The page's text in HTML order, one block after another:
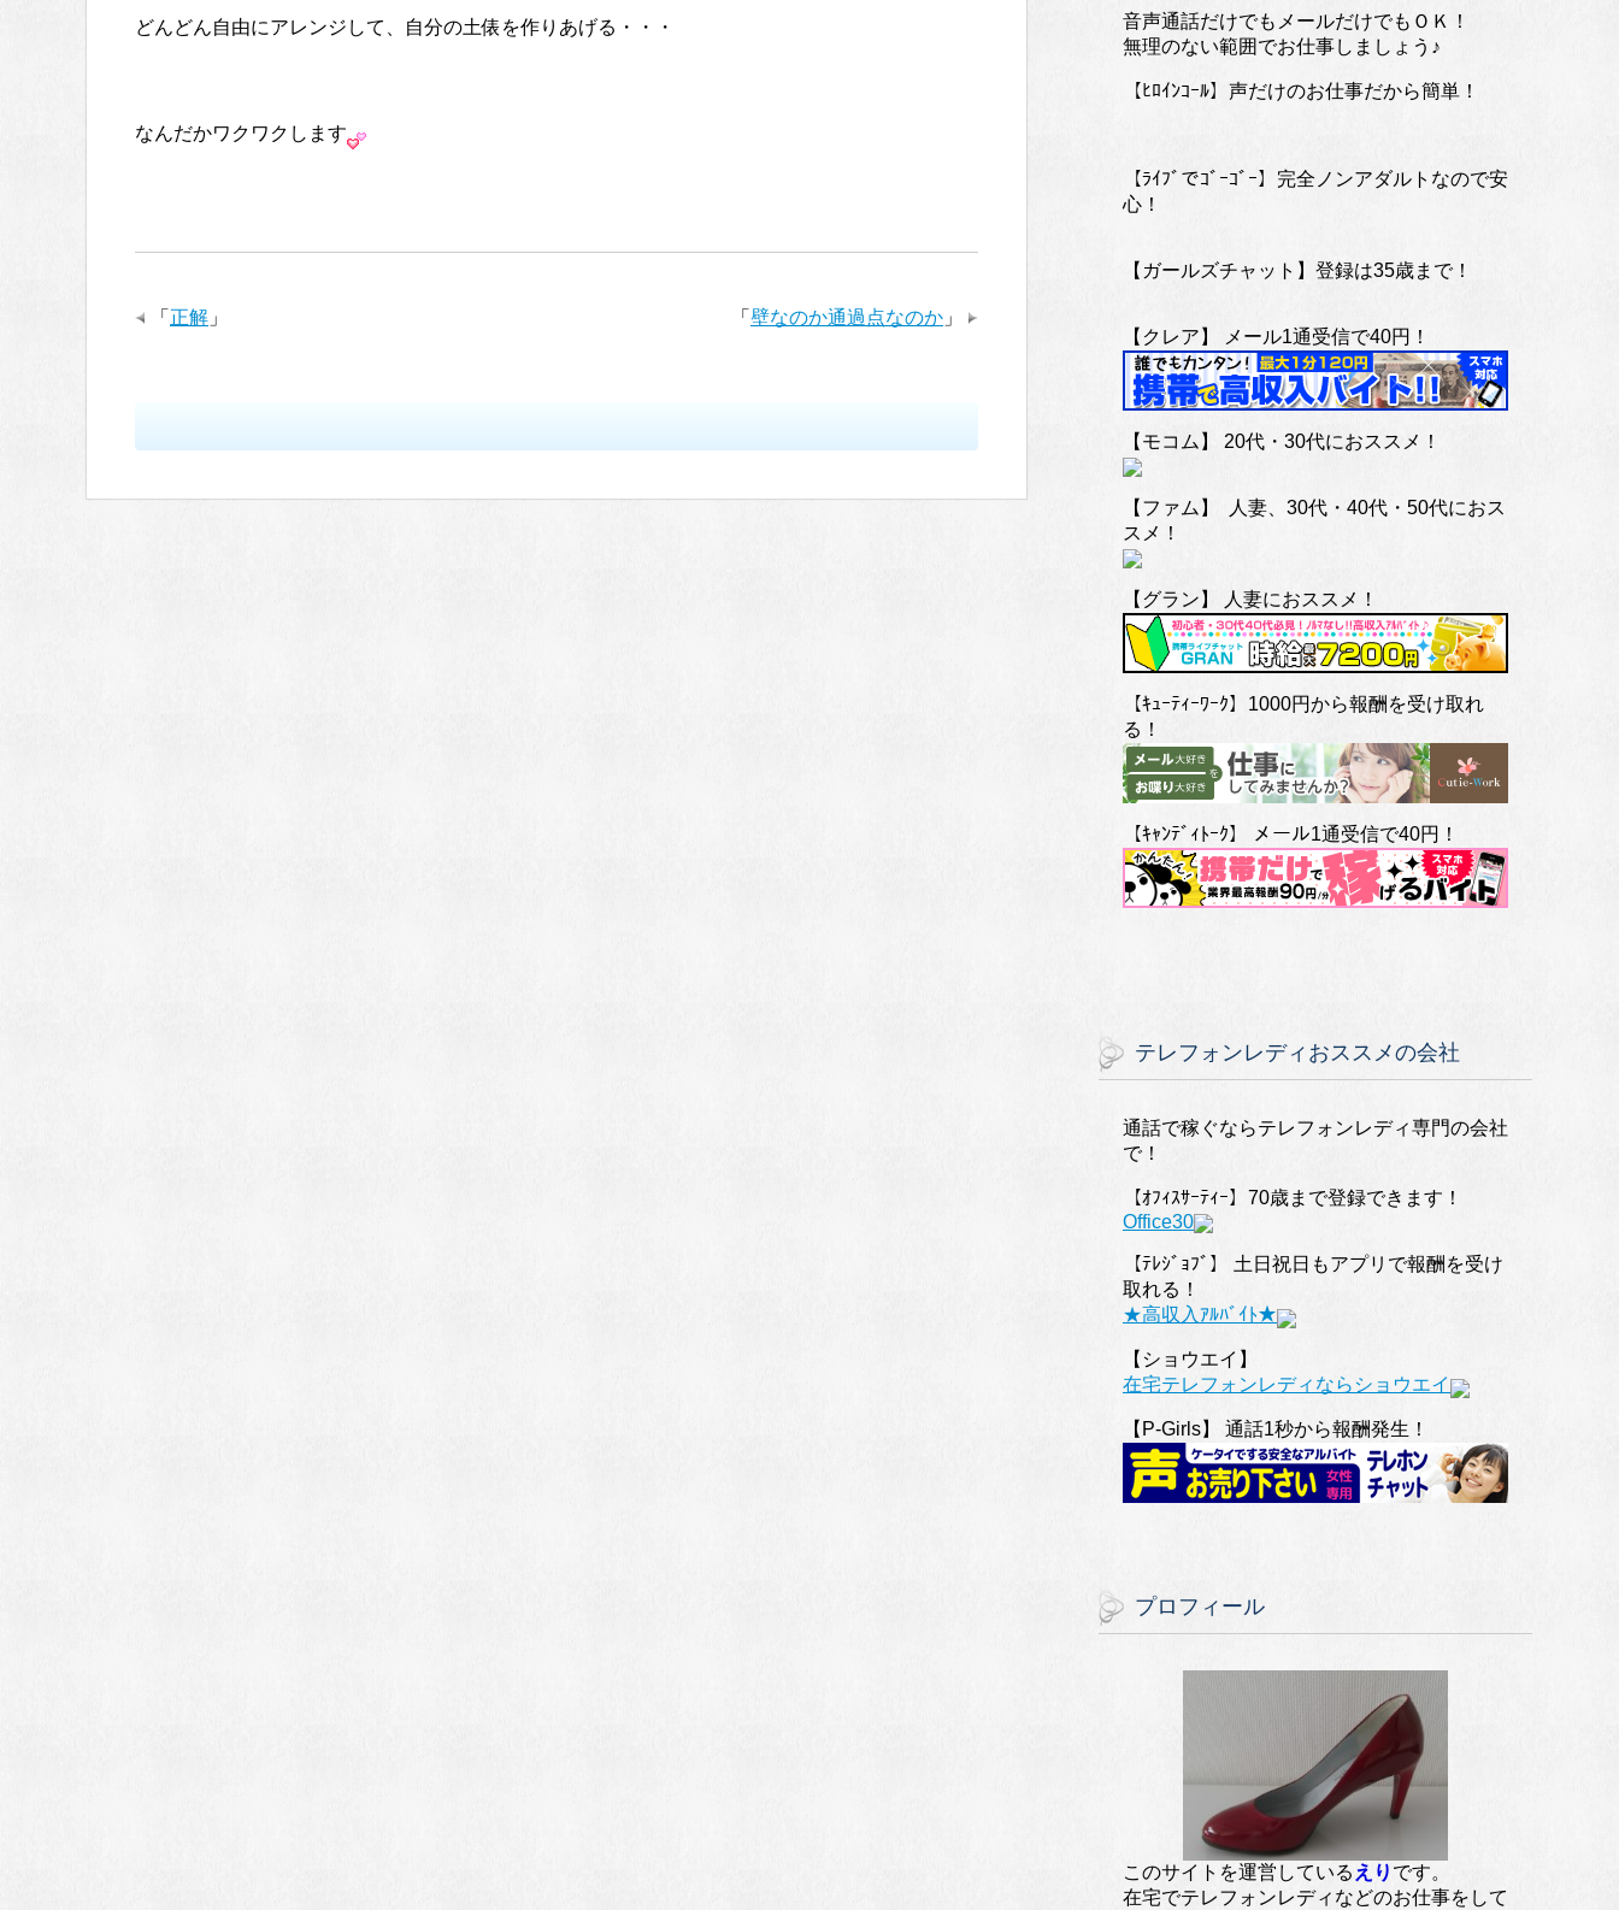
どんどん自由にアレンジして、自分の土俵を作りあげる・・・
なんだかワクワクします
「 壁なのか通過点なのか 」
「 正解 」
音声通話だけでもメールだけでもＯＫ！
無理のない範囲でお仕事しましょう♪
【ﾋﾛｲﾝｺｰﾙ】声だけのお仕事だから簡単！
【ﾗｲﾌﾞでｺﾞｰｺﾞｰ】完全ノンアダルトなので安
心！
【ガールズチャット】登録は35歳まで！
【クレア】 メール1通受信で40円！
【モコム】 20代・30代におススメ！
【ファム】 人妻、30代・40代・50代におス
スメ！
【グラン】 人妻におススメ！
【ｷｭｰﾃｨｰﾜｰｸ】1000円から報酬を受け取れ
る！
【ｷｬﾝﾃﾞｨﾄｰｸ】 メール1通受信で40円！
テレフォンレディおススメの会社
通話で稼ぐならテレフォンレディ専門の会社
で！
【ｵﾌｨｽｻｰﾃｨｰ】70歳まで登録できます！
Office30
【ﾃﾚｼﾞｮﾌﾞ】 土日祝日もアプリで報酬を受け
取れる！
★高収入ｱﾙﾊﾞｲﾄ★
【ショウエイ】
在宅テレフォンレディならショウエイ
【P-Girls】 通話1秒から報酬発生！
プロフィール
このサイトを運営している えり です。
在宅でテレフォンレディなどのお仕事をして